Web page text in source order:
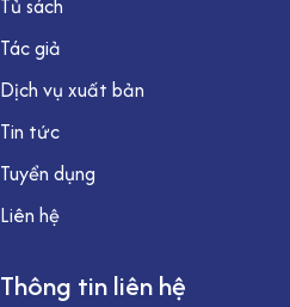
Tủ sách
Tác giả
Dịch vụ xuất bản
Tin tức
Tuyển dụng
Liên hệ
Thông tin liên hệ